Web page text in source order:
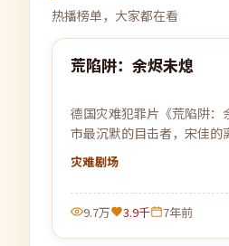
热播榜单，大家都在看
热门
荒陷阱：余烬未熄
德国灾难犯罪片《荒陷阱：
市最沉默的目击者，宋佳的
早已离开的旧战场。
灾难剧场
9.7万 3.9千 7年前